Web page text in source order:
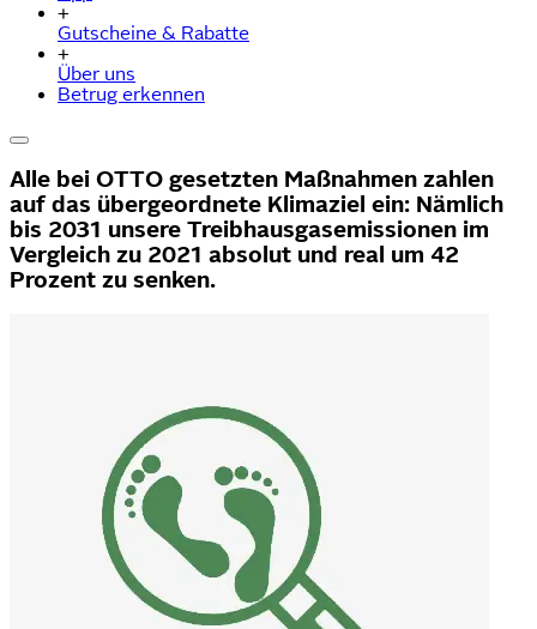
+
Gutscheine & Rabatte
+
Über uns
Betrug erkennen
Alle bei OTTO gesetzten Maßnahmen zahlen
auf das übergeordnete Klimaziel ein: Nämlich
bis 2031 unsere Treibhausgasemissionen im
Vergleich zu 2021 absolut und real um 42
Prozent zu senken.